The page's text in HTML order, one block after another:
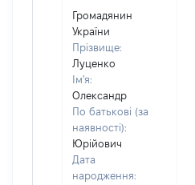
Громадянин
України
Прізвище:
Луценко
Ім'я:
Олександр
По батькові (за
наявності):
Юрійович
Дата
народження: